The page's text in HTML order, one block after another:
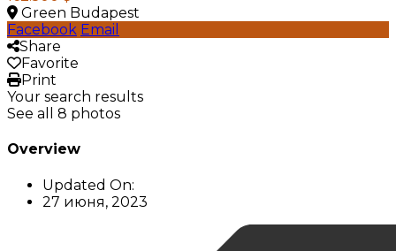
Green Budapest
Facebook Email
Share
Favorite
Print
Your search results
See all 8 photos
Overview
Updated On:
27 июня, 2023